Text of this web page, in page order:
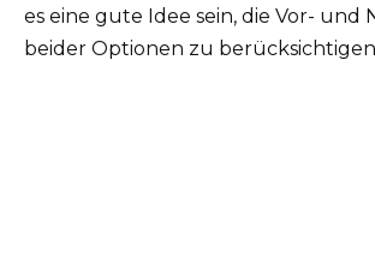
es eine gute Idee sein, die Vor- und
beider Optionen zu